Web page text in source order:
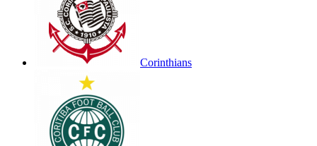
Corinthians